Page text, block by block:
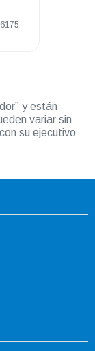
y están
variar sin
su ejecutivo